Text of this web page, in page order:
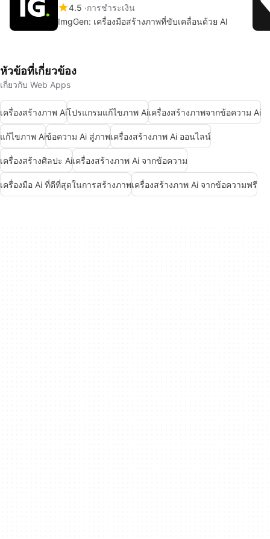
4.5 การชำระเงิน
ImgGen: เครื่องมือสร้างภาพที่ขับเคลื่อนด้วย AI
หัวข้อที่เกี่ยวข้อง
เกี่ยวกับ Web Apps
เครื่องสร้างภาพ Aiโปรแกรมแก้ไขภาพ Aiเครื่องสร้างภาพจากข้อความ Ai
แก้ไขภาพ Aiข้อความ Ai สู่ภาพเครื่องสร้างภาพ Ai ออนไลน์
เครื่องสร้างศิลปะ Aiเครื่องสร้างภาพ Ai จากข้อความ
เครื่องมือ Ai ที่ดีที่สุดในการสร้างภาพเครื่องสร้างภาพ Ai จากข้อความฟรี